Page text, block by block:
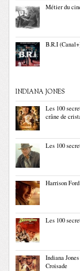
Métier du
B.R.I
INDIANA JONES
Les 100
crâne de
Les 100
Harrison
Les 100
Indiana
Croisade